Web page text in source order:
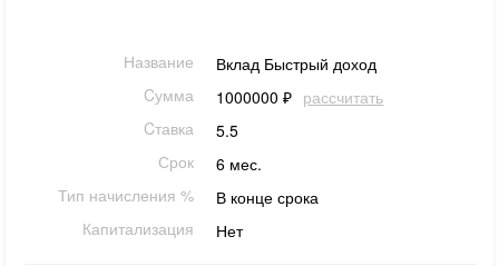
Название
Вклад Быстрый доход
Cумма
1000000 ₽ рассчитать
Cтавка
5.5
Срок
6 мес.
Тип начисления %
В конце срока
Капитализация
Нет